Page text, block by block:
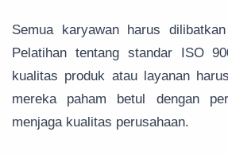
Semua karyawan harus
Pelatihan tentang standar ISO
kualitas produk atau layanan
mereka paham betul dengan
menjaga kualitas perusahaan.